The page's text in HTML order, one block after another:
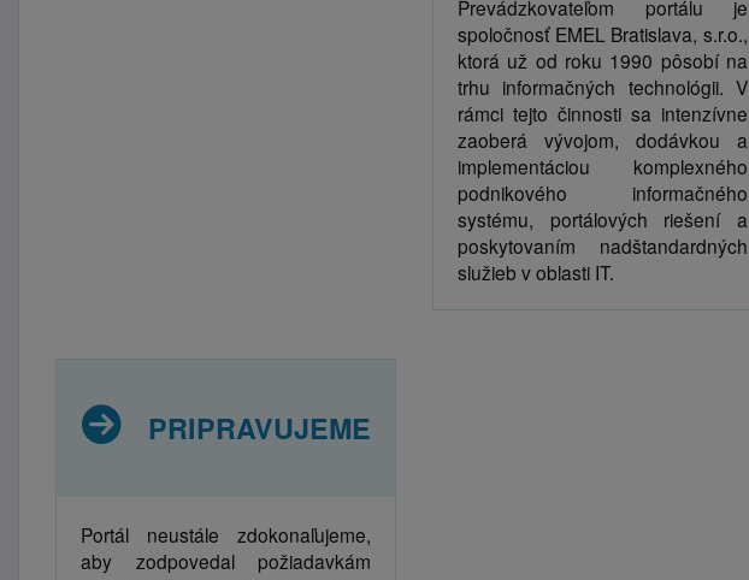
Prevádzkovateľom portálu je
spoločnosť EMEL Bratislava, s.r.o.,
ktorá už od roku 1990 pôsobí na
trhu informačných technológii. V
rámci tejto činnosti sa intenzívne
zaoberá vývojom, dodávkou a
implementáciou komplexného
podnikového informačného
systému, portálových riešení a
poskytovaním nadštandardných
služieb v oblasti IT.
PRIPRAVUJEME
Portál neustále zdokonaľujeme,
aby zodpovedal požiadavkám